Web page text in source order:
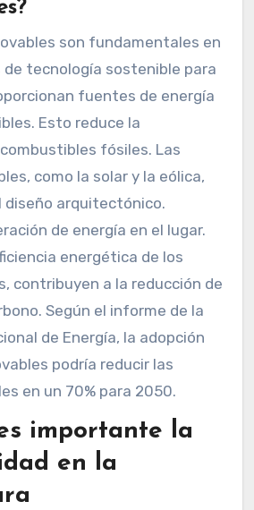
son fundamentales en
de tecnología sostenible para
fuentes de energía
Esto reduce la
fósiles. Las
como la solar y la eólica,
diseño arquitectónico.
de energía en el lugar.
energética de los
contribuyen a la reducción de
Según el informe de la
de Energía, la adopción
podría reducir las
en un 70% para 2050.
importante la
en la